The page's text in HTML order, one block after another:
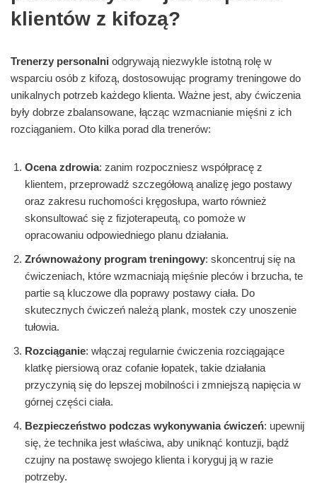
klientów z kifozą?
Trenerzy personalni odgrywają niezwykle istotną rolę w
wsparciu osób z kifozą, dostosowując programy treningowe do
unikalnych potrzeb każdego klienta. Ważne jest, aby ćwiczenia
były dobrze zbalansowane, łącząc wzmacnianie mięśni z ich
rozciąganiem. Oto kilka porad dla trenerów:
Ocena zdrowia: zanim rozpoczniesz współpracę z
klientem, przeprowadź szczegółową analizę jego postawy
oraz zakresu ruchomości kręgosłupa, warto również
skonsultować się z fizjoterapeutą, co pomoże w
opracowaniu odpowiedniego planu działania.
Zrównoważony program treningowy: skoncentruj się na
ćwiczeniach, które wzmacniają mięśnie pleców i brzucha, te
partie są kluczowe dla poprawy postawy ciała. Do
skutecznych ćwiczeń należą plank, mostek czy unoszenie
tułowia.
Rozciąganie: włączaj regularnie ćwiczenia rozciągające
klatkę piersiową oraz cofanie łopatek, takie działania
przyczynią się do lepszej mobilności i zmniejszą napięcia w
górnej części ciała.
Bezpieczeństwo podczas wykonywania ćwiczeń: upewnij
się, że technika jest właściwa, aby uniknąć kontuzji, bądź
czujny na postawę swojego klienta i koryguj ją w razie
potrzeby.